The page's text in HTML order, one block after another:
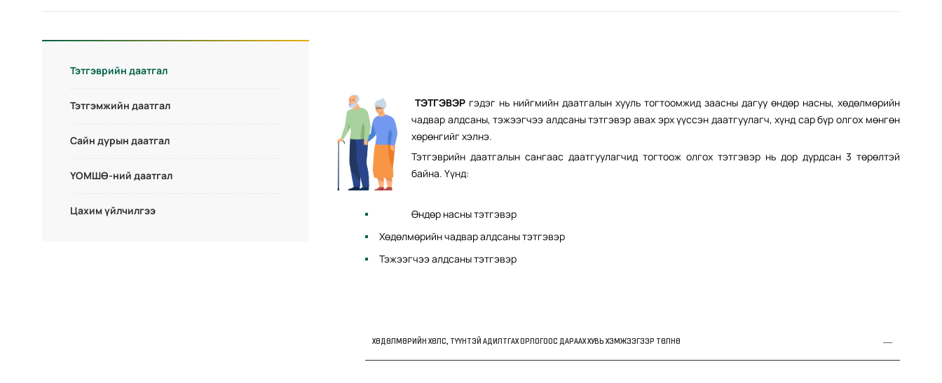
Тэтгэврийн даатгал
Тэтгэмжийн даатгал
Сайн дурын даатгал
ҮОМШӨ-ний даатгал
Цахим үйлчилгээ
ТЭТГЭВЭР гэдэг нь нийгмийн даатгалын хууль тогтоомжид заасны дагуу өндөр насны, хөдөлмөрийн
чадвар алдсаны, тэжээгчээ алдсаны тэтгэвэр авах эрх үүссэн даатгуулагч, хүнд сар бүр олгох мөнгөн
хөрөнгийг хэлнэ.
Тэтгэврийн даатгалын сангаас даатгуулагчид тогтоож олгох тэтгэвэр нь дор дурдсан 3 төрөлтэй
байна. Үүнд:
Өндөр насны тэтгэвэр
Хөдөлмөрийн чадвар алдсаны тэтгэвэр
Тэжээгчээ алдсаны тэтгэвэр
ХӨДӨЛМӨРИЙН ХӨЛС, ТҮҮНТЭЙ АДИЛТГАХ ОРЛОГООС ДАРААХ ХУВЬ ХЭМЖЭЭГЭЭР ТӨЛНӨ